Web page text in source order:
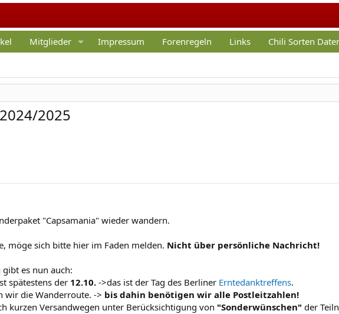
Mitglieder Impressum Forenregeln Links Chili Sorten
2025
"Capsamania" wieder wandern.
möge sich bitte hier im Faden melden. Nicht über persönliche Nachricht!
es nun auch:
spätestens der 12.10. ->das ist der Tag des Berliner Erntedanktreffens.
wir die Wanderroute. -> bis dahin benötigen wir alle Postleitzahlen!
kurzen Versandwegen unter Berücksichtigung von "Sonderwünschen" der